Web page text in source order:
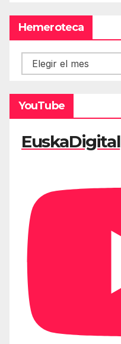
Hemeroteca
Hemeroteca
YouTube
EuskaDigital